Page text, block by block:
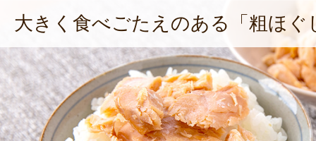
大きく食べごたえのある「粗ほぐ